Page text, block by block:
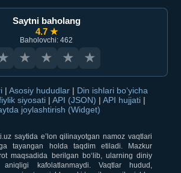
Saytni baholang
4.7 ★
Baholovchi: 462
★ ★ ★ ★
| Asosiy hududlar | Din ishlari bo‘yicha
siyosati | API (JSON) | API hujjati |
joylashtirish (Widget)
saytida e’lon qilinayotgan namoz vaqtlari
tayangan holda taqdim etiladi. Mazkur
maqsadida berilgan bo‘lib, ularning diniy
kafolatlanmaydi. Vaqtlar hudud,